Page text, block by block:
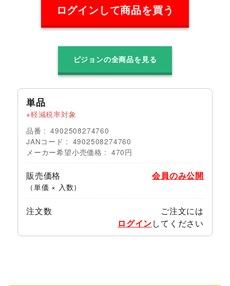
ログインして商品を買う
ピジョンの全商品を見る
単品
軽減税率対象
品番
4902508274760
JANコード
4902508274760
メーカー希望小売価格
470円
販売価格
（単価 × 入数）
会員のみ公開
注文数
ご注文には
ログインしてください